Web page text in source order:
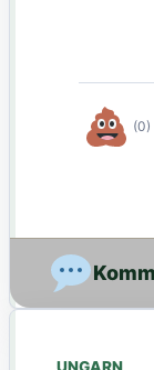
(0)
UNGARN